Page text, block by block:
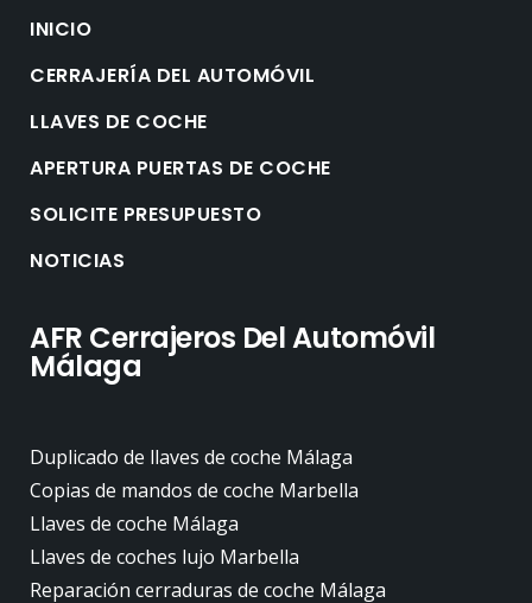
INICIO
CERRAJERÍA DEL AUTOMÓVIL
LLAVES DE COCHE
APERTURA PUERTAS DE COCHE
SOLICITE PRESUPUESTO
NOTICIAS
AFR Cerrajeros Del Automóvil
Málaga
Duplicado de llaves de coche Málaga
Copias de mandos de coche Marbella
Llaves de coche Málaga
Llaves de coches lujo Marbella
Reparación cerraduras de coche Málaga